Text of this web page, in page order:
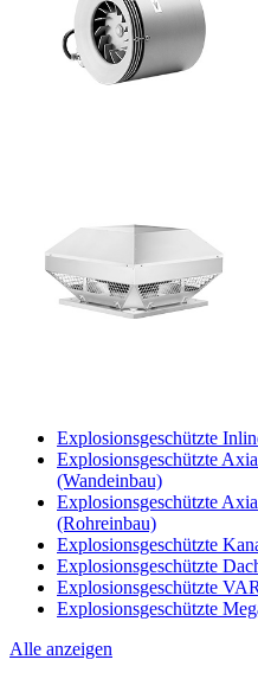
Explosionsgeschützte
Explosionsgeschützte
(Wandeinbau)
Explosionsgeschützte
(Rohreinbau)
Explosionsgeschützte
Explosionsgeschützte
Explosionsgeschützte
Explosionsgeschützte
Alle anzeigen